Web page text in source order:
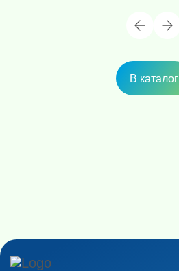
В каталог